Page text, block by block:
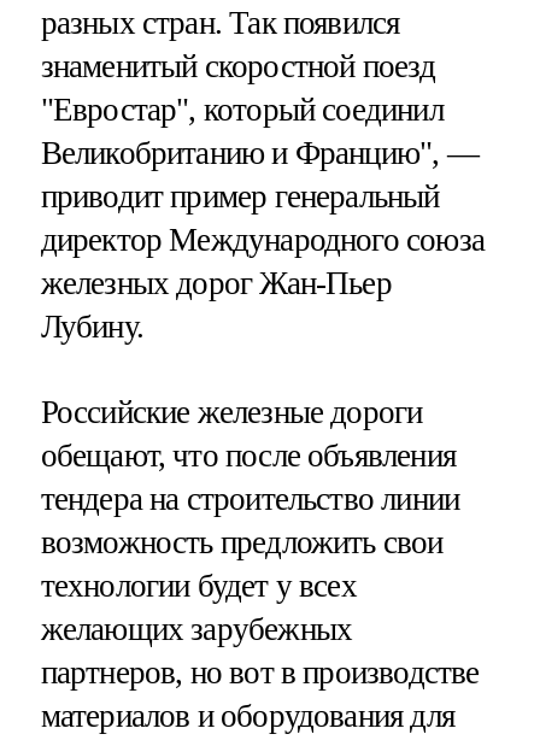
разных стран. Так появился
знаменитый скоростной поезд
"Евростар", который соединил
Великобританию и Францию", —
приводит пример генеральный
директор Международного союза
железных дорог Жан-Пьер
Лубину.
Российские железные дороги
обещают, что после объявления
тендера на строительство линии
возможность предложить свои
технологии будет у всех
желающих зарубежных
партнеров, но вот в производстве
материалов и оборудования для